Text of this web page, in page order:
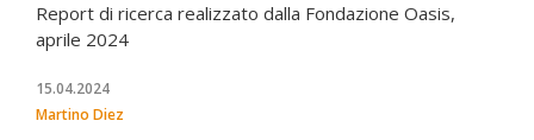
Report di ricerca realizzato dalla Fondazione Oasis,
aprile 2024
15.04.2024
Martino Diez